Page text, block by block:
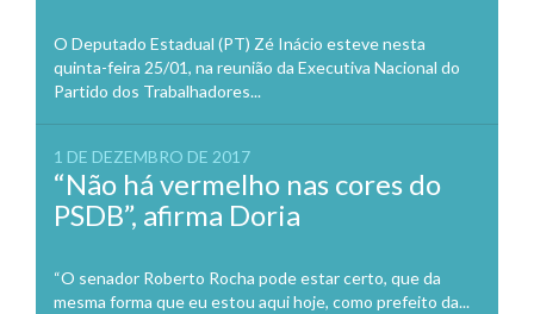
O Deputado Estadual (PT) Zé Inácio esteve nesta
quinta-feira 25/01, na reunião da Executiva Nacional do
Partido dos Trabalhadores...
1 DE DEZEMBRO DE 2017
“Não há vermelho nas cores do
PSDB”, afirma Doria
“O senador Roberto Rocha pode estar certo, que da
mesma forma que eu estou aqui hoje, como prefeito da...